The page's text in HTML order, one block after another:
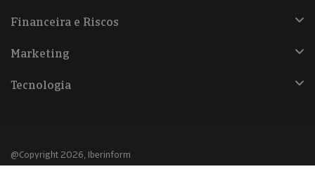
Financeira e Riscos
Marketing
Tecnologia
@Copyright 2026, Iberinform